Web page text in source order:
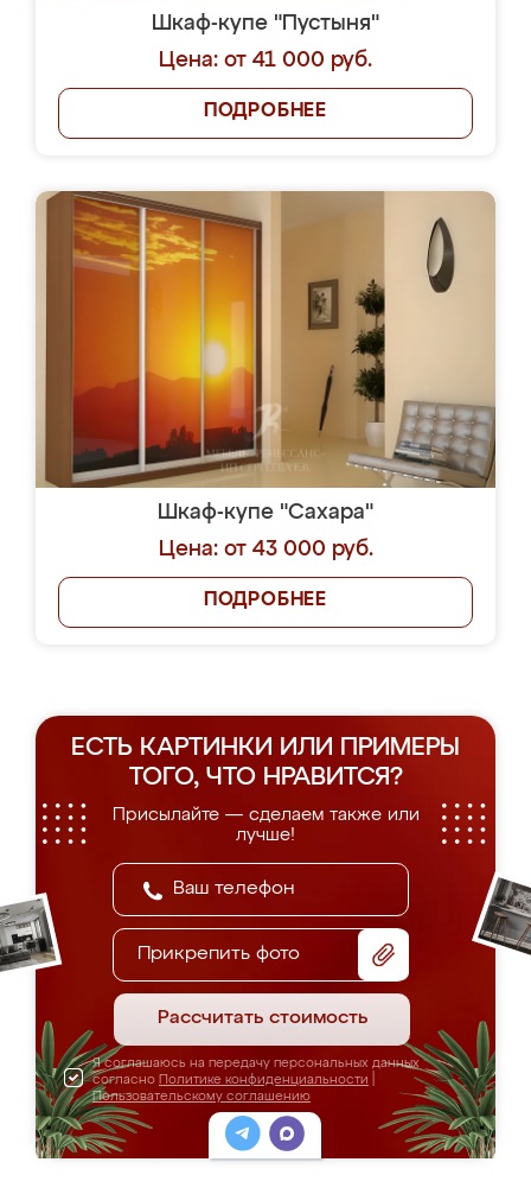
Шкаф-купе "Пустыня"
Цена: от 41 000 руб.
ПОДРОБНЕЕ
Шкаф-купе "Сахара"
Цена: от 43 000 руб.
ПОДРОБНЕЕ
ЕСТЬ КАРТИНКИ ИЛИ ПРИМЕРЫ
ТОГО, ЧТО НРАВИТСЯ?
Присылайте — сделаем также или
лучше!
Прикрепить фото
Рассчитать стоимость
Я соглашаюсь на передачу персональных данных
согласно Политике конфиденциальности
Пользовательскому соглашению